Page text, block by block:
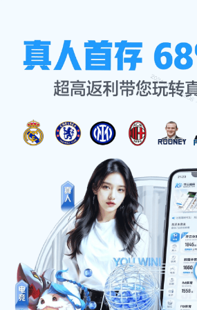
产品专
首页 产品专区